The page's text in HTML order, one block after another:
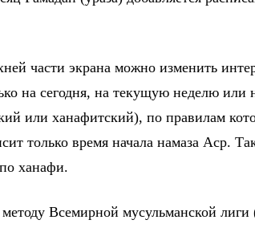
части экрана можно изменить
на сегодня, на текущую неделю или
или ханафитский), по правилам
только время начала намаза Аср.
ханафи.
Всемирной мусульманской